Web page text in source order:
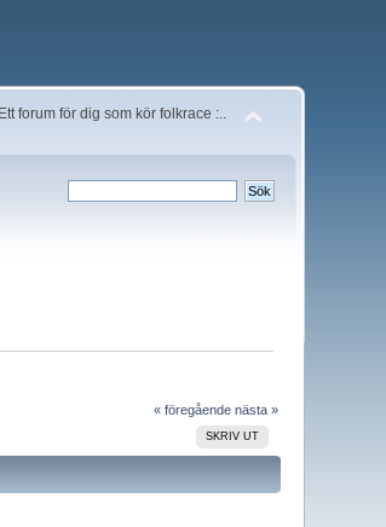
forum för dig som kör folkrace :..
« föregående nästa »
SKRIV UT